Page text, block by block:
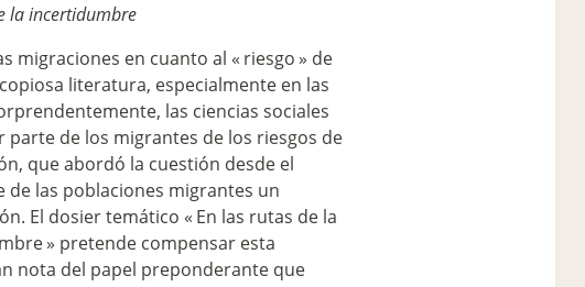
la incertidumbre
migraciones en cuanto al « riesgo» de
literatura, especialmente en las
las ciencias sociales
de los migrantes de los riesgos de
que abordó la cuestión desde el
las poblaciones migrantes un
El dosier temático « En las rutas de la
» pretende compensar esta
nota del papel preponderante que